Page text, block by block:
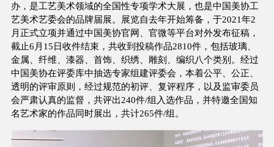
办，是工艺美术领域的全国性专项学术大展，也是中国美协工
艺美术艺委会的品牌届展。展览自去年开始筹备，于2021年2
月正式立项并通过中国美协官网、官微等平台对外发布征稿，
截止6月15日收件结束，共收到投稿作品2810件，包括玻璃、
金属、纤维、漆器、首饰、织绣、雕刻、编织八个类别。经过
中国美协在评委库中抽选专家组建评委会，本着公平、公正、
透明的评审原则，经过规范的初评、复评程序，以及监审委员
会严肃认真的监督，共评出240件/组入选作品，并特邀全国知
名艺术家的作品同时展出，共计265件/组。